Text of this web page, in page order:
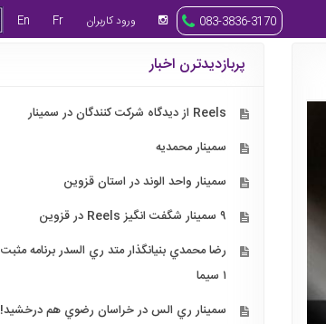
En Fr ورود کاربران 083-3836-3170
پربازدیدترن اخبار
Reels از دیدگاه شرکت کنندگان در سمینار
سمینار محمدیه
سمینار واحد الوند در استان قزوین
۹ سمینار شگفت انگیز Reels در قزوین
۱ سيما
سمينار ري الس در خراسان رضوي هم درخشيد!